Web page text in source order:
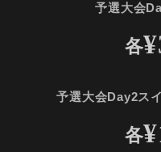
予選大会
各
予選大会Day2ス
各